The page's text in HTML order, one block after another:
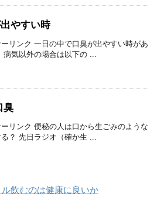
やすい時
ーリンク 一日の中で口臭が出やすい時があ
病気以外の場合は以下の ...
臭
ーリンク 便秘の人は口から生ごみのような
？ 先日ラジオ（確か生 ...
飲むのは健康に良いか